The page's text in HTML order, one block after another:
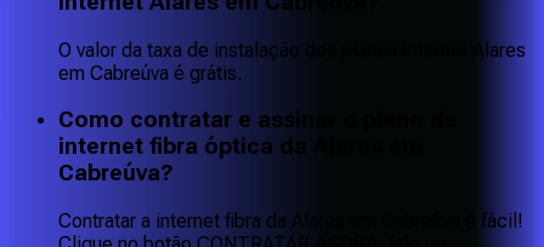
O valor da taxa de instalação dos planos Internet Alares
em Cabreúva é grátis.
Como contratar e assinar o plano de
internet fibra óptica da Alares em
Cabreúva?
Contratar a internet fibra da Alares em Cabreúva é fácil!